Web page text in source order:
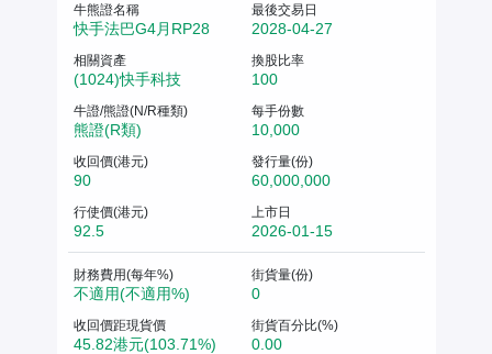
牛熊證名稱
快手法巴G4月RP28
最後交易日
2028-04-27
相關資產
(1024)快手科技
換股比率
100
牛證/熊證(N/R種類)
熊證(R類)
每手份數
10,000
收回價(港元)
90
發行量(份)
60,000,000
行使價(港元)
92.5
上市日
2026-01-15
財務費用(每年%)
不適用(不適用%)
街貨量(份)
0
收回價距現貨價
45.82港元(103.71%)
街貨百分比(%)
0.00